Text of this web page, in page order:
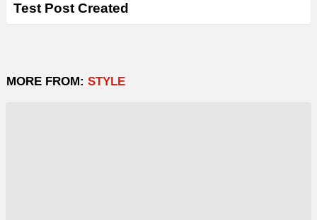
Test Post Created
MORE FROM: STYLE